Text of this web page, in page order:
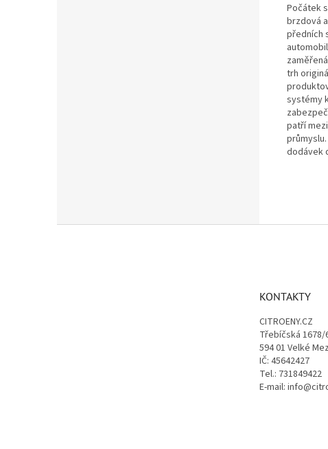
Počátek
brzdová
předních
trh
systémy
patří
dodávek
KONTAKTY
CITROENY.CZ
Třebíčská 1678/
594 01 Velké
IČ: 45642427
Tel.: 731849422
E-mail: